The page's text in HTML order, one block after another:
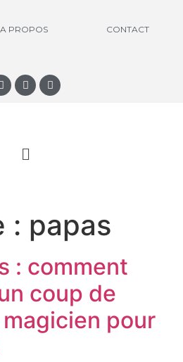
A PROPOS CONTACT
: papas
: comment
coup de
pour